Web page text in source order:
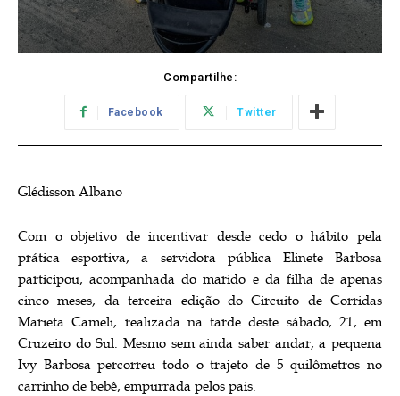
Compartilhe:
Facebook Twitter
Glédisson Albano
Com o objetivo de incentivar desde cedo o hábito pela
prática esportiva, a servidora pública Elinete Barbosa
participou, acompanhada do marido e da filha de apenas
cinco meses, da terceira edição do Circuito de Corridas
Marieta Cameli, realizada na tarde deste sábado, 21, em
Cruzeiro do Sul. Mesmo sem ainda saber andar, a pequena
Ivy Barbosa percorreu todo o trajeto de 5 quilômetros no
carrinho de bebê, empurrada pelos pais.